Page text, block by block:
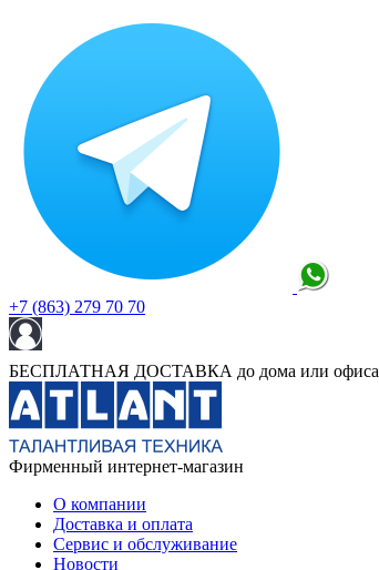
+7 (863) 279 70 70
БЕСПЛАТНАЯ ДОСТАВКА до дома или офиса
Фирменный интернет-магазин
О компании
Доставка и оплата
Сервис и обслуживание
Новости